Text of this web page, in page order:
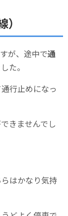
が、途中で通
た。
行止めになっ
きませんでし
はかなり気持